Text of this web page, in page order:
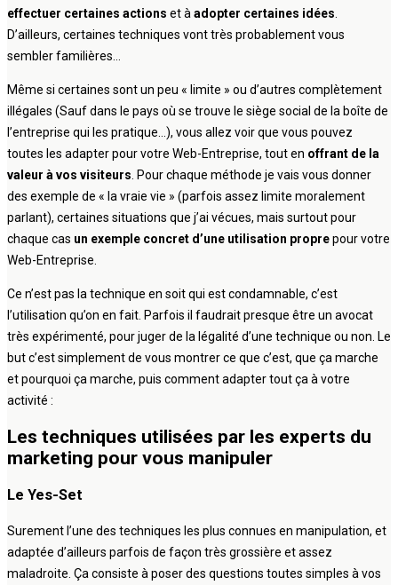
effectuer certaines actions et à adopter certaines idées
D’ailleurs, certaines techniques vont très probablement vous
sembler familières…
Même si certaines sont un peu « limite » ou d’autres complètement
illégales (Sauf dans le pays où se trouve le siège social de la boîte de
l’entreprise qui les pratique…), vous allez voir que vous pouvez
toutes les adapter pour votre Web-Entreprise, tout en offrant de la
valeur à vos visiteurs . Pour chaque méthode je vais vous donner
des exemple de « la vraie vie » (parfois assez limite moralement
parlant), certaines situations que j’ai vécues, mais surtout pour
chaque cas un exemple concret d’une utilisation proprepour votre
Web-Entreprise.
Ce n’est pas la technique en soit qui est condamnable, c’est
l’utilisation qu’on en fait. Parfois il faudrait presque être un avocat
très expérimenté, pour juger de la légalité d’une technique ou non. Le
but c’est simplement de vous montrer ce que c’est, que ça marche
et pourquoi ça marche, puis comment adapter tout ça à votre
activité :
Les techniques utilisées par les experts du
marketing pour vous manipuler
Le Yes-Set
Surement l’une des techniques les plus connues en manipulation, et
adaptée d’ailleurs parfois de façon très grossière et assez
maladroite. Ça consiste à poser des questions toutes simples à vos